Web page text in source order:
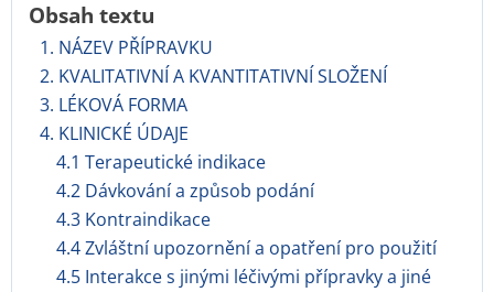
Obsah textu
1. NÁZEV PŘÍPRAVKU
2. KVALITATIVNÍ A KVANTITATIVNÍ SLOŽENÍ
3. LÉKOVÁ FORMA
4. KLINICKÉ ÚDAJE
4.1 Terapeutické indikace
4.2 Dávkování a způsob podání
4.3 Kontraindikace
4.4 Zvláštní upozornění a opatření pro použití
4.5 Interakce s jinými léčivými přípravky a jiné